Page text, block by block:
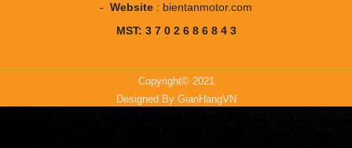
- Website : bientanmotor.com
MST: 3 7 0 2 6 8 6 8 4 3
Copyright© 2021
Designed By GianHangVN